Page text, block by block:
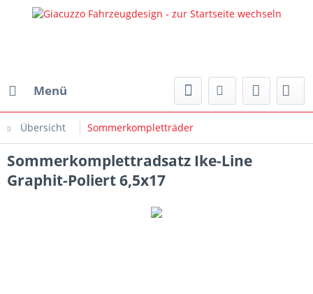
Menü
Übersicht Sommerkompletträder
Sommerkomplettradsatz Ike-Line
Graphit-Poliert 6,5x17